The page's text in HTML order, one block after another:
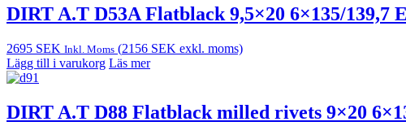
DIRT A.T D53A Flatblack 9,5×20 6×135/139,7
2695 SEK Inkl. Moms (2156 SEK exkl. moms)
Lägg till i varukorg Läs mer
DIRT A.T D88 Flatblack milled rivets 9×20